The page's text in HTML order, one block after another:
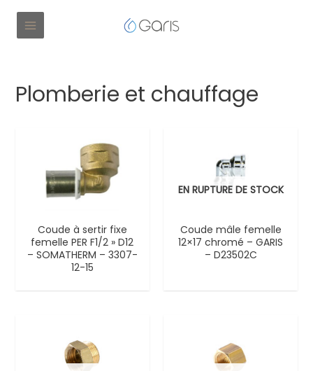
Plomberie et chauffage
Coude à sertir fixe
femelle PER F1/2 » D12
– SOMATHERM – 3307-
12-15
EN RUPTURE DE STOCK
Coude mâle femelle
12×17 chromé – GARIS
– D23502C